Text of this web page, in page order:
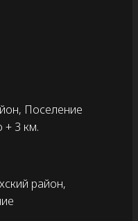
Поселение
+ 3 км.
район,